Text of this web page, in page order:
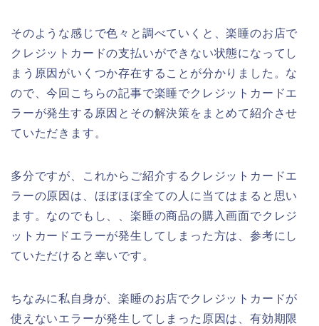
そのような感じで色々と調べていくと、楽睡のお店で
クレジットカードの支払いができない状態になってし
まう原因がいくつか存在することが分かりました。な
ので、今回こちらの記事で楽睡でクレジットカードエ
ラーが発生する原因とその解決策をまとめて紹介させ
ていただきます。
多分ですが、これからご紹介するクレジットカードエ
ラーの原因は、ほぼほぼ全ての人に当てはまると思い
ます。なのでもし、、楽睡の商品の購入画面でクレジ
ットカードエラーが発生してしまった方は、参考にし
ていただけると幸いです。
ちなみに私自身が、楽睡のお店でクレジットカードが
使えないエラーが発生してしまった原因は、有効期限